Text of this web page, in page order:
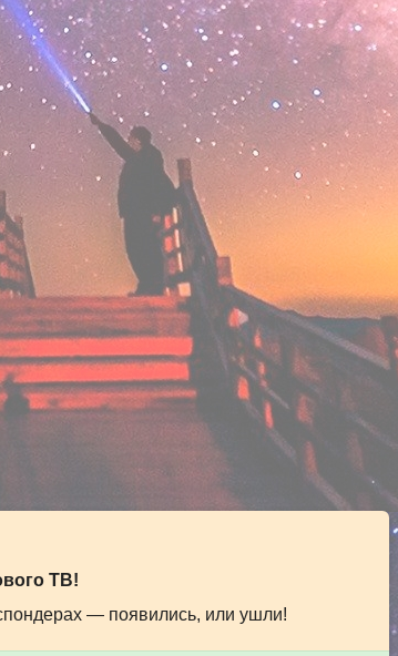
ТВ!
— появились, или ушли!